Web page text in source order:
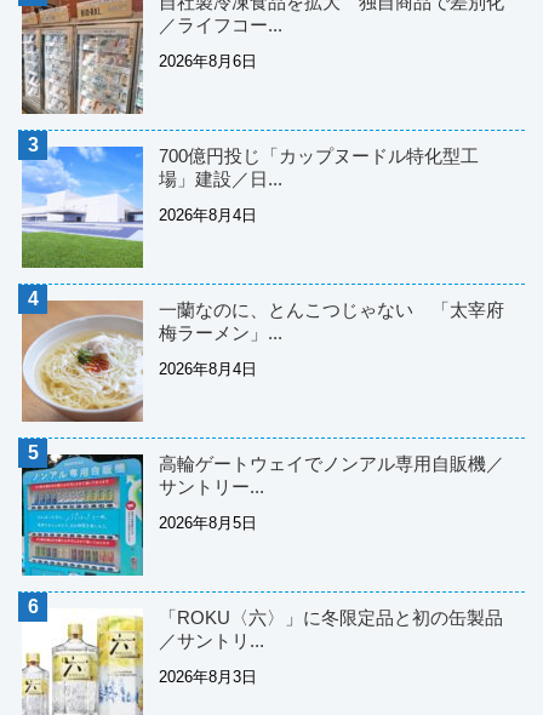
／ライフコー...
2026年8月6日
700億円投じ「カップヌードル特化型工
場」建設／日...
2026年8月4日
一蘭なのに、とんこつじゃない 「太宰府
梅ラーメン」...
2026年8月4日
高輪ゲートウェイでノンアル専用自販機／
サントリー...
2026年8月5日
「ROKU〈六〉」に冬限定品と初の缶製品
／サントリ...
2026年8月3日